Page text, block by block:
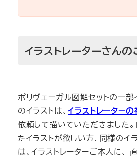
イラストレーターさん
ポリヴェーガル図解セットの一部
のイラストは、イラストレーター
依頼して描いていただきました
たイラストが欲しい方、同様のイ
は、イラストレーターご本人に、